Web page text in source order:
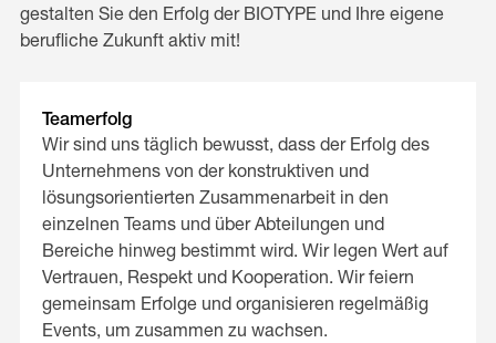
gestalten Sie den Erfolg der BIOTYPE und Ihre eigene
berufliche Zukunft aktiv mit!
Teamerfolg
Wir sind uns täglich bewusst, dass der Erfolg des
Unternehmens von der konstruktiven und
lösungsorientierten Zusammenarbeit in den
einzelnen Teams und über Abteilungen und
Bereiche hinweg bestimmt wird. Wir legen Wert auf
Vertrauen, Respekt und Kooperation. Wir feiern
gemeinsam Erfolge und organisieren regelmäßig
Events, um zusammen zu wachsen.